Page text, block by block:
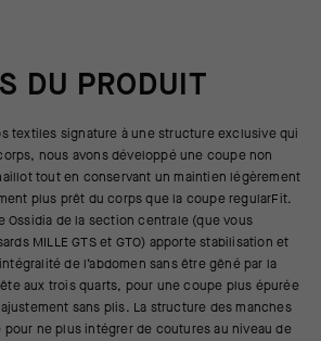
DU PRODUIT
textiles signature à une structure exclusive qui
nous avons développé une coupe non
tout en conservant un maintien légèrement
plus prêt du corps que la coupe regularFit.
Ossidia de la section centrale (que vous
MILLE GTS et GTO) apporte stabilisation et
de l’abdomen sans être gêné par la
aux trois quarts, pour une coupe plus épurée
sans plis. La structure des manches
pour ne plus intégrer de coutures au niveau de